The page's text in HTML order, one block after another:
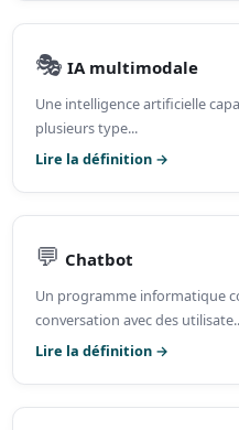
🎭 IA multimodale
Une intelligence artificielle
plusieurs type...
Lire la définition →
💬 Chatbot
Un programme informatique
conversation avec des
Lire la définition →